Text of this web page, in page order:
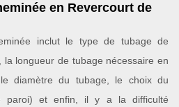
en Revercourt de
inclut le type de tubage de
longueur de tubage nécessaire en
diamètre du tubage, le choix du
paroi) et enfin, il y a la difficulté